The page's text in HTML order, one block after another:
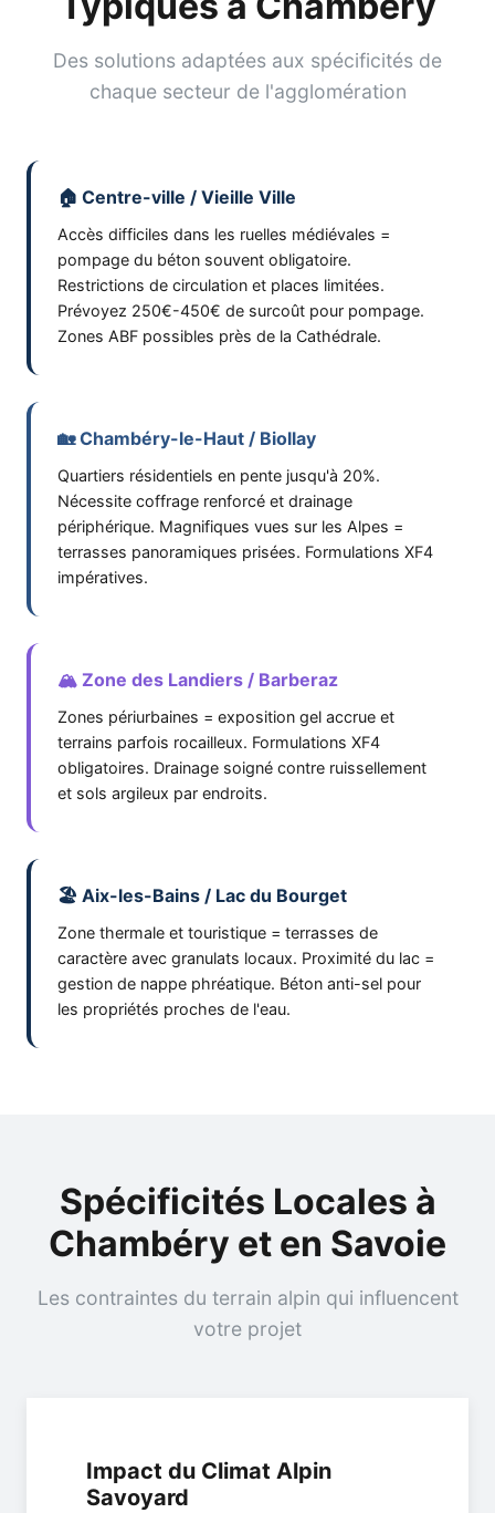
Des solutions adaptées aux spécificités de
chaque secteur de l'agglomération
🏠 Centre-ville / Vieille Ville
Accès difficiles dans les ruelles médiévales =
pompage du béton souvent obligatoire.
Restrictions de circulation et places limitées.
Prévoyez 250€-450€ de surcoût pour pompage.
Zones ABF possibles près de la Cathédrale.
🏡 Chambéry-le-Haut / Biollay
Quartiers résidentiels en pente jusqu'à 20%.
Nécessite coffrage renforcé et drainage
périphérique. Magnifiques vues sur les Alpes =
terrasses panoramiques prisées. Formulations XF4
impératives.
🏔️ Zone des Landiers / Barberaz
Zones périurbaines = exposition gel accrue et
terrains parfois rocailleux. Formulations XF4
obligatoires. Drainage soigné contre ruissellement
et sols argileux par endroits.
🏖️ Aix-les-Bains / Lac du Bourget
Zone thermale et touristique = terrasses de
caractère avec granulats locaux. Proximité du lac =
gestion de nappe phréatique. Béton anti-sel pour
les propriétés proches de l'eau.
Spécificités Locales à
Chambéry et en Savoie
Les contraintes du terrain alpin qui influencent
votre projet
Impact du Climat Alpin
Savoyard